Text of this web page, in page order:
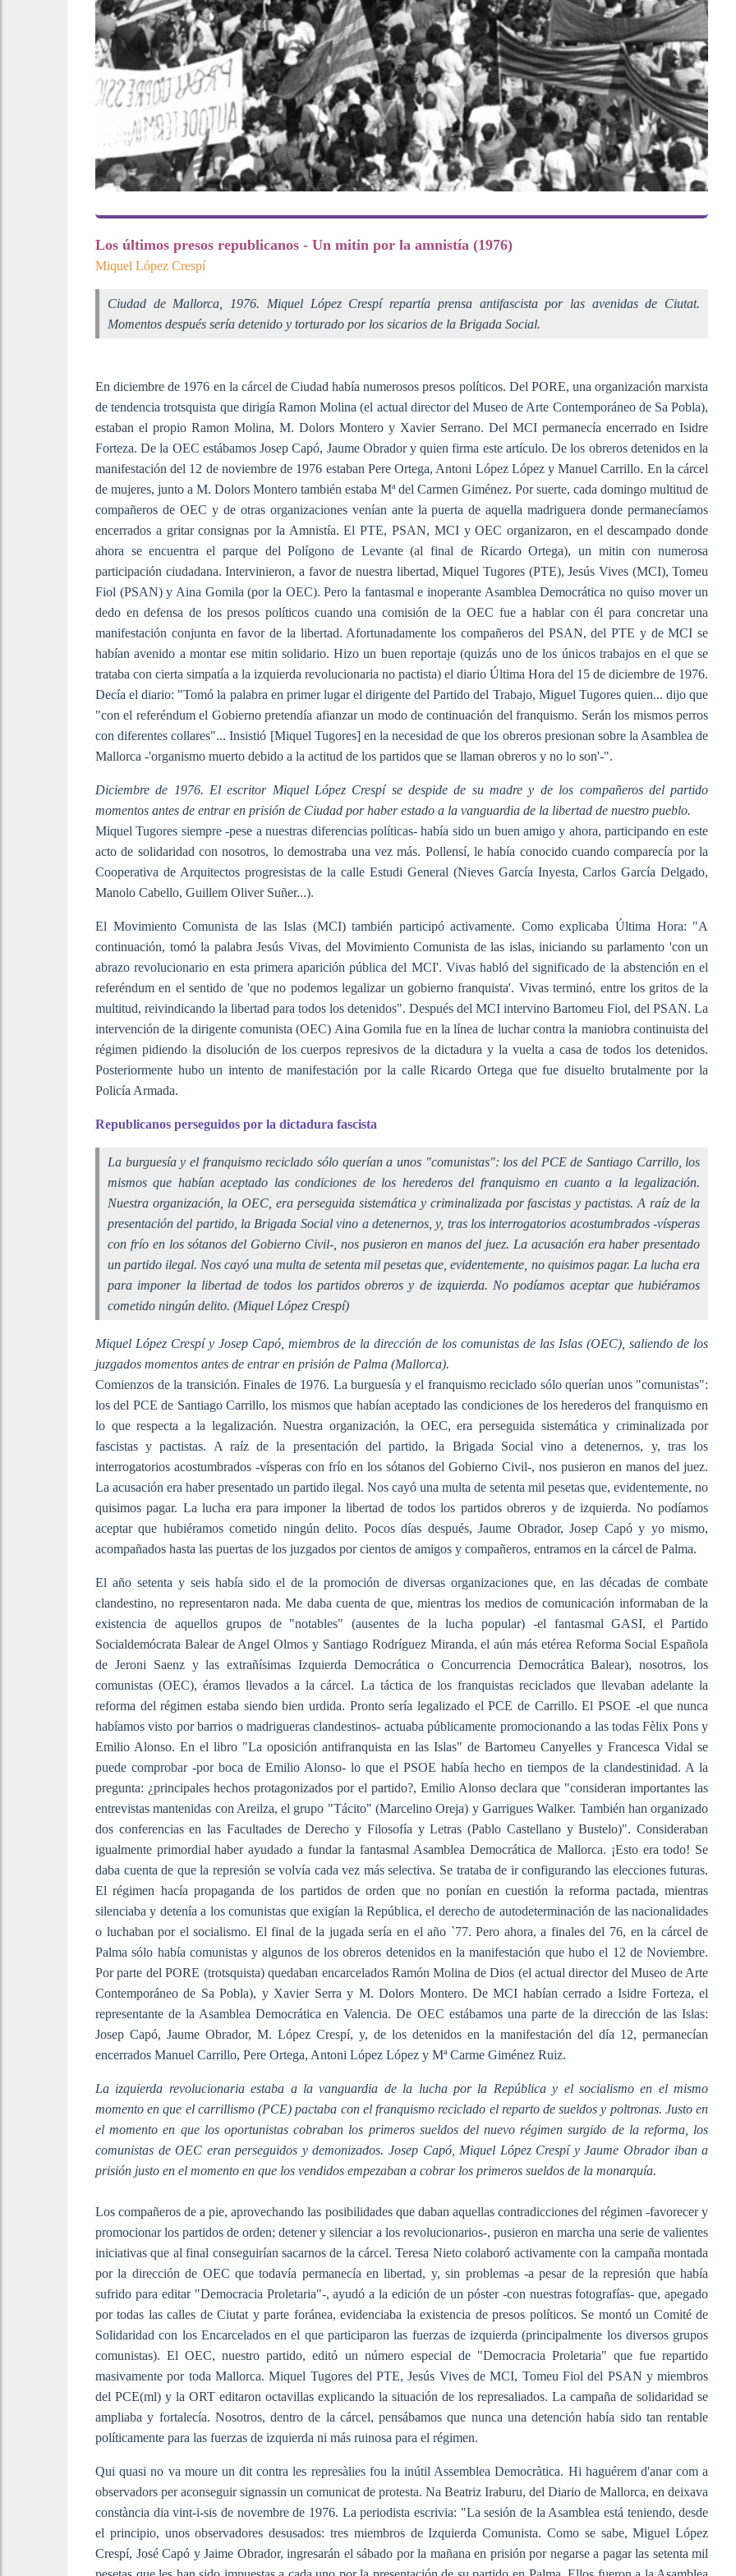
Los últimos presos republicanos - Un mitin por la amnistía (1976)
Miquel López Crespí
Ciudad de Mallorca, 1976. Miquel López Crespí repartía prensa antifascista por las avenidas de Ciutat.
Momentos después sería detenido y torturado por los sicarios de la Brigada Social.
En diciembre de 1976 en la cárcel de Ciudad había numerosos presos políticos. Del PORE, una organización marxista
de tendencia trotsquista que dirigía Ramon Molina (el actual director del Museo de Arte Contemporáneo de Sa Pobla),
estaban el propio Ramon Molina, M. Dolors Montero y Xavier Serrano. Del MCI permanecía encerrado en Isidre
Forteza. De la OEC estábamos Josep Capó, Jaume Obrador y quien firma este artículo. De los obreros detenidos en la
manifestación del 12 de noviembre de 1976 estaban Pere Ortega, Antoni López López y Manuel Carrillo. En la cárcel
de mujeres, junto a M. Dolors Montero también estaba Mª del Carmen Giménez. Por suerte, cada domingo multitud de
compañeros de OEC y de otras organizaciones venían ante la puerta de aquella madriguera donde permanecíamos
encerrados a gritar consignas por la Amnistía. El PTE, PSAN, MCI y OEC organizaron, en el descampado donde
ahora se encuentra el parque del Polígono de Levante (al final de Ricardo Ortega), un mitin con numerosa
participación ciudadana. Intervinieron, a favor de nuestra libertad, Miquel Tugores (PTE), Jesús Vives (MCI), Tomeu
Fiol (PSAN) y Aina Gomila (por la OEC). Pero la fantasmal e inoperante Asamblea Democrática no quiso mover un
dedo en defensa de los presos políticos cuando una comisión de la OEC fue a hablar con él para concretar una
manifestación conjunta en favor de la libertad. Afortunadamente los compañeros del PSAN, del PTE y de MCI se
habían avenido a montar ese mitin solidario. Hizo un buen reportaje (quizás uno de los únicos trabajos en el que se
trataba con cierta simpatía a la izquierda revolucionaria no pactista) el diario Última Hora del 15 de diciembre de 1976.
Decía el diario: "Tomó la palabra en primer lugar el dirigente del Partido del Trabajo, Miguel Tugores quien... dijo que
"con el referéndum el Gobierno pretendía afianzar un modo de continuación del franquismo. Serán los mismos perros
con diferentes collares"... Insistió [Miquel Tugores] en la necesidad de que los obreros presionan sobre la Asamblea de
Mallorca -'organismo muerto debido a la actitud de los partidos que se llaman obreros y no lo son'-".
Diciembre de 1976. El escritor Miquel López Crespí se despide de su madre y de los compañeros del partido
momentos antes de entrar en prisión de Ciudad por haber estado a la vanguardia de la libertad de nuestro pueblo.
Miquel Tugores siempre -pese a nuestras diferencias políticas- había sido un buen amigo y ahora, participando en este
acto de solidaridad con nosotros, lo demostraba una vez más. Pollensí, le había conocido cuando comparecía por la
Cooperativa de Arquitectos progresistas de la calle Estudi General (Nieves García Inyesta, Carlos García Delgado,
Manolo Cabello, Guillem Oliver Suñer...).
El Movimiento Comunista de las Islas (MCI) también participó activamente. Como explicaba Última Hora: "A
continuación, tomó la palabra Jesús Vivas, del Movimiento Comunista de las islas, iniciando su parlamento 'con un
abrazo revolucionario en esta primera aparición pública del MCI'. Vivas habló del significado de la abstención en el
referéndum en el sentido de 'que no podemos legalizar un gobierno franquista'. Vivas terminó, entre los gritos de la
multitud, reivindicando la libertad para todos los detenidos". Después del MCI intervino Bartomeu Fiol, del PSAN. La
intervención de la dirigente comunista (OEC) Aina Gomila fue en la línea de luchar contra la maniobra continuista del
régimen pidiendo la disolución de los cuerpos represivos de la dictadura y la vuelta a casa de todos los detenidos.
Posteriormente hubo un intento de manifestación por la calle Ricardo Ortega que fue disuelto brutalmente por la
Policía Armada.
Republicanos perseguidos por la dictadura fascista
La burguesía y el franquismo reciclado sólo querían a unos "comunistas": los del PCE de Santiago Carrillo, los
mismos que habían aceptado las condiciones de los herederos del franquismo en cuanto a la legalización.
Nuestra organización, la OEC, era perseguida sistemática y criminalizada por fascistas y pactistas. A raíz de la
presentación del partido, la Brigada Social vino a detenernos, y, tras los interrogatorios acostumbrados -vísperas
con frío en los sótanos del Gobierno Civil-, nos pusieron en manos del juez. La acusación era haber presentado
un partido ilegal. Nos cayó una multa de setenta mil pesetas que, evidentemente, no quisimos pagar. La lucha era
para imponer la libertad de todos los partidos obreros y de izquierda. No podíamos aceptar que hubiéramos
cometido ningún delito. (Miquel López Crespí)
Miquel López Crespí y Josep Capó, miembros de la dirección de los comunistas de las Islas (OEC), saliendo de los
juzgados momentos antes de entrar en prisión de Palma (Mallorca).
Comienzos de la transición. Finales de 1976. La burguesía y el franquismo reciclado sólo querían unos "comunistas":
los del PCE de Santiago Carrillo, los mismos que habían aceptado las condiciones de los herederos del franquismo en
lo que respecta a la legalización. Nuestra organización, la OEC, era perseguida sistemática y criminalizada por
fascistas y pactistas. A raíz de la presentación del partido, la Brigada Social vino a detenernos, y, tras los
interrogatorios acostumbrados -vísperas con frío en los sótanos del Gobierno Civil-, nos pusieron en manos del juez.
La acusación era haber presentado un partido ilegal. Nos cayó una multa de setenta mil pesetas que, evidentemente, no
quisimos pagar. La lucha era para imponer la libertad de todos los partidos obreros y de izquierda. No podíamos
aceptar que hubiéramos cometido ningún delito. Pocos días después, Jaume Obrador, Josep Capó y yo mismo,
acompañados hasta las puertas de los juzgados por cientos de amigos y compañeros, entramos en la cárcel de Palma.
El año setenta y seis había sido el de la promoción de diversas organizaciones que, en las décadas de combate
clandestino, no representaron nada. Me daba cuenta de que, mientras los medios de comunicación informaban de la
existencia de aquellos grupos de "notables" (ausentes de la lucha popular) -el fantasmal GASI, el Partido
Socialdemócrata Balear de Angel Olmos y Santiago Rodríguez Miranda, el aún más etérea Reforma Social Española
de Jeroni Saenz y las extrañísimas Izquierda Democrática o Concurrencia Democrática Balear), nosotros, los
comunistas (OEC), éramos llevados a la cárcel. La táctica de los franquistas reciclados que llevaban adelante la
reforma del régimen estaba siendo bien urdida. Pronto sería legalizado el PCE de Carrillo. El PSOE -el que nunca
habíamos visto por barrios o madrigueras clandestinos- actuaba públicamente promocionando a las todas Fèlix Pons y
Emilio Alonso. En el libro "La oposición antifranquista en las Islas" de Bartomeu Canyelles y Francesca Vidal se
puede comprobar -por boca de Emilio Alonso- lo que el PSOE había hecho en tiempos de la clandestinidad. A la
pregunta: ¿principales hechos protagonizados por el partido?, Emilio Alonso declara que "consideran importantes las
entrevistas mantenidas con Areilza, el grupo "Tácito" (Marcelino Oreja) y Garrigues Walker. También han organizado
dos conferencias en las Facultades de Derecho y Filosofía y Letras (Pablo Castellano y Bustelo)". Consideraban
igualmente primordial haber ayudado a fundar la fantasmal Asamblea Democrática de Mallorca. ¡Esto era todo! Se
daba cuenta de que la represión se volvía cada vez más selectiva. Se trataba de ir configurando las elecciones futuras.
El régimen hacía propaganda de los partidos de orden que no ponían en cuestión la reforma pactada, mientras
silenciaba y detenía a los comunistas que exigían la República, el derecho de autodeterminación de las nacionalidades
o luchaban por el socialismo. El final de la jugada sería en el año `77. Pero ahora, a finales del 76, en la cárcel de
Palma sólo había comunistas y algunos de los obreros detenidos en la manifestación que hubo el 12 de Noviembre.
Por parte del PORE (trotsquista) quedaban encarcelados Ramón Molina de Dios (el actual director del Museo de Arte
Contemporáneo de Sa Pobla), y Xavier Serra y M. Dolors Montero. De MCI habían cerrado a Isidre Forteza, el
representante de la Asamblea Democrática en Valencia. De OEC estábamos una parte de la dirección de las Islas:
Josep Capó, Jaume Obrador, M. López Crespí, y, de los detenidos en la manifestación del día 12, permanecían
encerrados Manuel Carrillo, Pere Ortega, Antoni López López y Mª Carme Giménez Ruiz.
La izquierda revolucionaria estaba a la vanguardia de la lucha por la República y el socialismo en el mismo
momento en que el carrillismo (PCE) pactaba con el franquismo reciclado el reparto de sueldos y poltronas. Justo en
el momento en que los oportunistas cobraban los primeros sueldos del nuevo régimen surgido de la reforma, los
comunistas de OEC eran perseguidos y demonizados. Josep Capó, Miquel López Crespí y Jaume Obrador iban a
prisión justo en el momento en que los vendidos empezaban a cobrar los primeros sueldos de la monarquía.
Los compañeros de a pie, aprovechando las posibilidades que daban aquellas contradicciones del régimen -favorecer y
promocionar los partidos de orden; detener y silenciar a los revolucionarios-, pusieron en marcha una serie de valientes
iniciativas que al final conseguirían sacarnos de la cárcel. Teresa Nieto colaboró ​​activamente con la campaña montada
por la dirección de OEC que todavía permanecía en libertad, y, sin problemas -a pesar de la represión que había
sufrido para editar "Democracia Proletaria"-, ayudó a la edición de un póster -con nuestras fotografías- que, apegado
por todas las calles de Ciutat y parte foránea, evidenciaba la existencia de presos políticos. Se montó un Comité de
Solidaridad con los Encarcelados en el que participaron las fuerzas de izquierda (principalmente los diversos grupos
comunistas). El OEC, nuestro partido, editó un número especial de "Democracia Proletaria" que fue repartido
masivamente por toda Mallorca. Miquel Tugores del PTE, Jesús Vives de MCI, Tomeu Fiol del PSAN y miembros
del PCE(ml) y la ORT editaron octavillas explicando la situación de los represaliados. La campaña de solidaridad se
ampliaba y fortalecía. Nosotros, dentro de la cárcel, pensábamos que nunca una detención había sido tan rentable
políticamente para las fuerzas de izquierda ni más ruinosa para el régimen.
Qui quasi no va moure un dit contra les represàlies fou la inútil Assemblea Democràtica. Hi haguérem d'anar com a
observadors per aconseguir signassin un comunicat de protesta. Na Beatriz Iraburu, del Diario de Mallorca, en deixava
constància dia vint-i-sis de novembre de 1976. La periodista escrivia: "La sesión de la Asamblea está teniendo, desde
el principio, unos observadores desusados: tres miembros de Izquierda Comunista. Como se sabe, Miguel López
Crespí, José Capó y Jaime Obrador, ingresarán el sábado por la mañana en prisión por negarse a pagar las setenta mil